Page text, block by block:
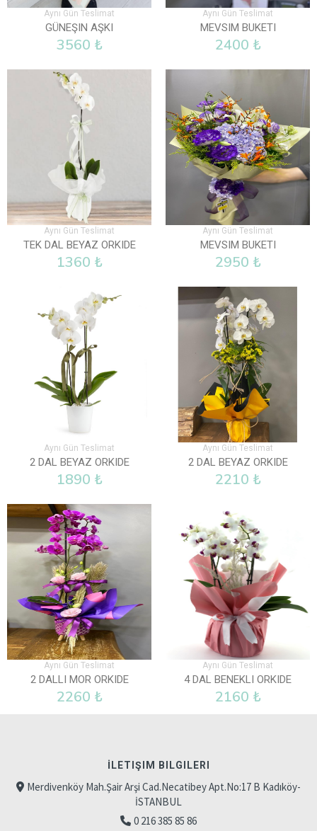
Aynı Gün Teslimat
GÜNEŞIN AŞKI
3560 ₺
Aynı Gün Teslimat
MEVSIM BUKETI
2400 ₺
Aynı Gün Teslimat
TEK DAL BEYAZ ORKIDE
1360 ₺
Aynı Gün Teslimat
MEVSIM BUKETI
2950 ₺
Aynı Gün Teslimat
2 DAL BEYAZ ORKIDE
1890 ₺
Aynı Gün Teslimat
2 DAL BEYAZ ORKIDE
2210 ₺
Aynı Gün Teslimat
2 DALLI MOR ORKIDE
2260 ₺
Aynı Gün Teslimat
4 DAL BENEKLI ORKIDE
2160 ₺
İLETIŞIM BILGILERI
Merdivenköy Mah.Şair Arşi Cad.Necatibey Apt.No:17 B Kadıköy-
İSTANBUL
0 216 385 85 86